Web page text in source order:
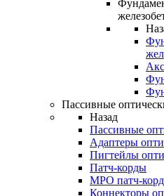
Пассивные
Назад
Пассивные
Адаптеры
Пигтейлы
Патч-корды
MPO патч-
Коннекторы